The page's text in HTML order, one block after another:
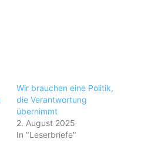
Wir brauchen eine Politik,
die Verantwortung
übernimmt
2. August 2025
In "Leserbriefe"